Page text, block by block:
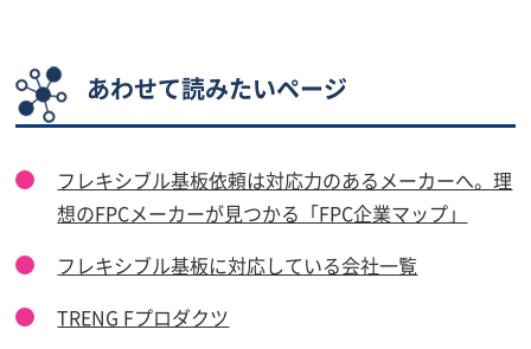
あわせて読みたいページ
フレキシブル基板依頼は対応力のあるメーカーへ。理
想のFPCメーカーが見つかる「FPC企業マップ」
フレキシブル基板に対応している会社一覧
TRENG Fプロダクツ